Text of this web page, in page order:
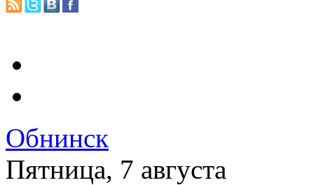
Обнинск
Пятница, 7 августа